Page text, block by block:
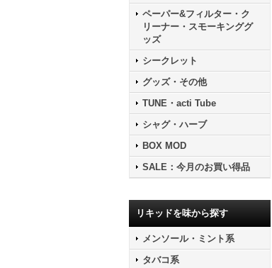
ペーパー&フィルター・ク
リーナー・スモーキンググ
ッズ
シークレット
グッズ・その他
TUNE・acti Tube
シャグ・ハーブ
BOX MOD
SALE：今月のお買い得品
リキッドを味から探す
メンソール・ミント系
タバコ系